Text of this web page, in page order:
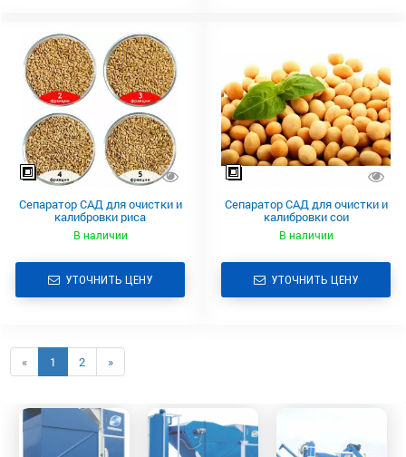
Сепаратор САД для очистки и
калибровки риса
В наличии
УТОЧНИТЬ ЦЕНУ
Сепаратор САД для очистки и
калибровки сои
В наличии
УТОЧНИТЬ ЦЕНУ
« 1 2 »